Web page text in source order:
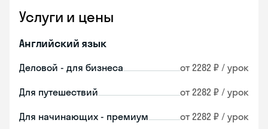
Услуги и цены
Английский язык
Деловой - для бизнеса от 2282 ₽ / урок
Для путешествий от 2282 ₽ / урок
Для начинающих - премиум от 2282 ₽ / урок